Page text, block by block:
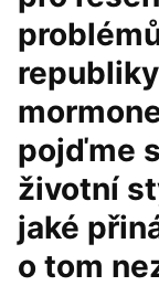
pojďme
životní
jaké
o tom